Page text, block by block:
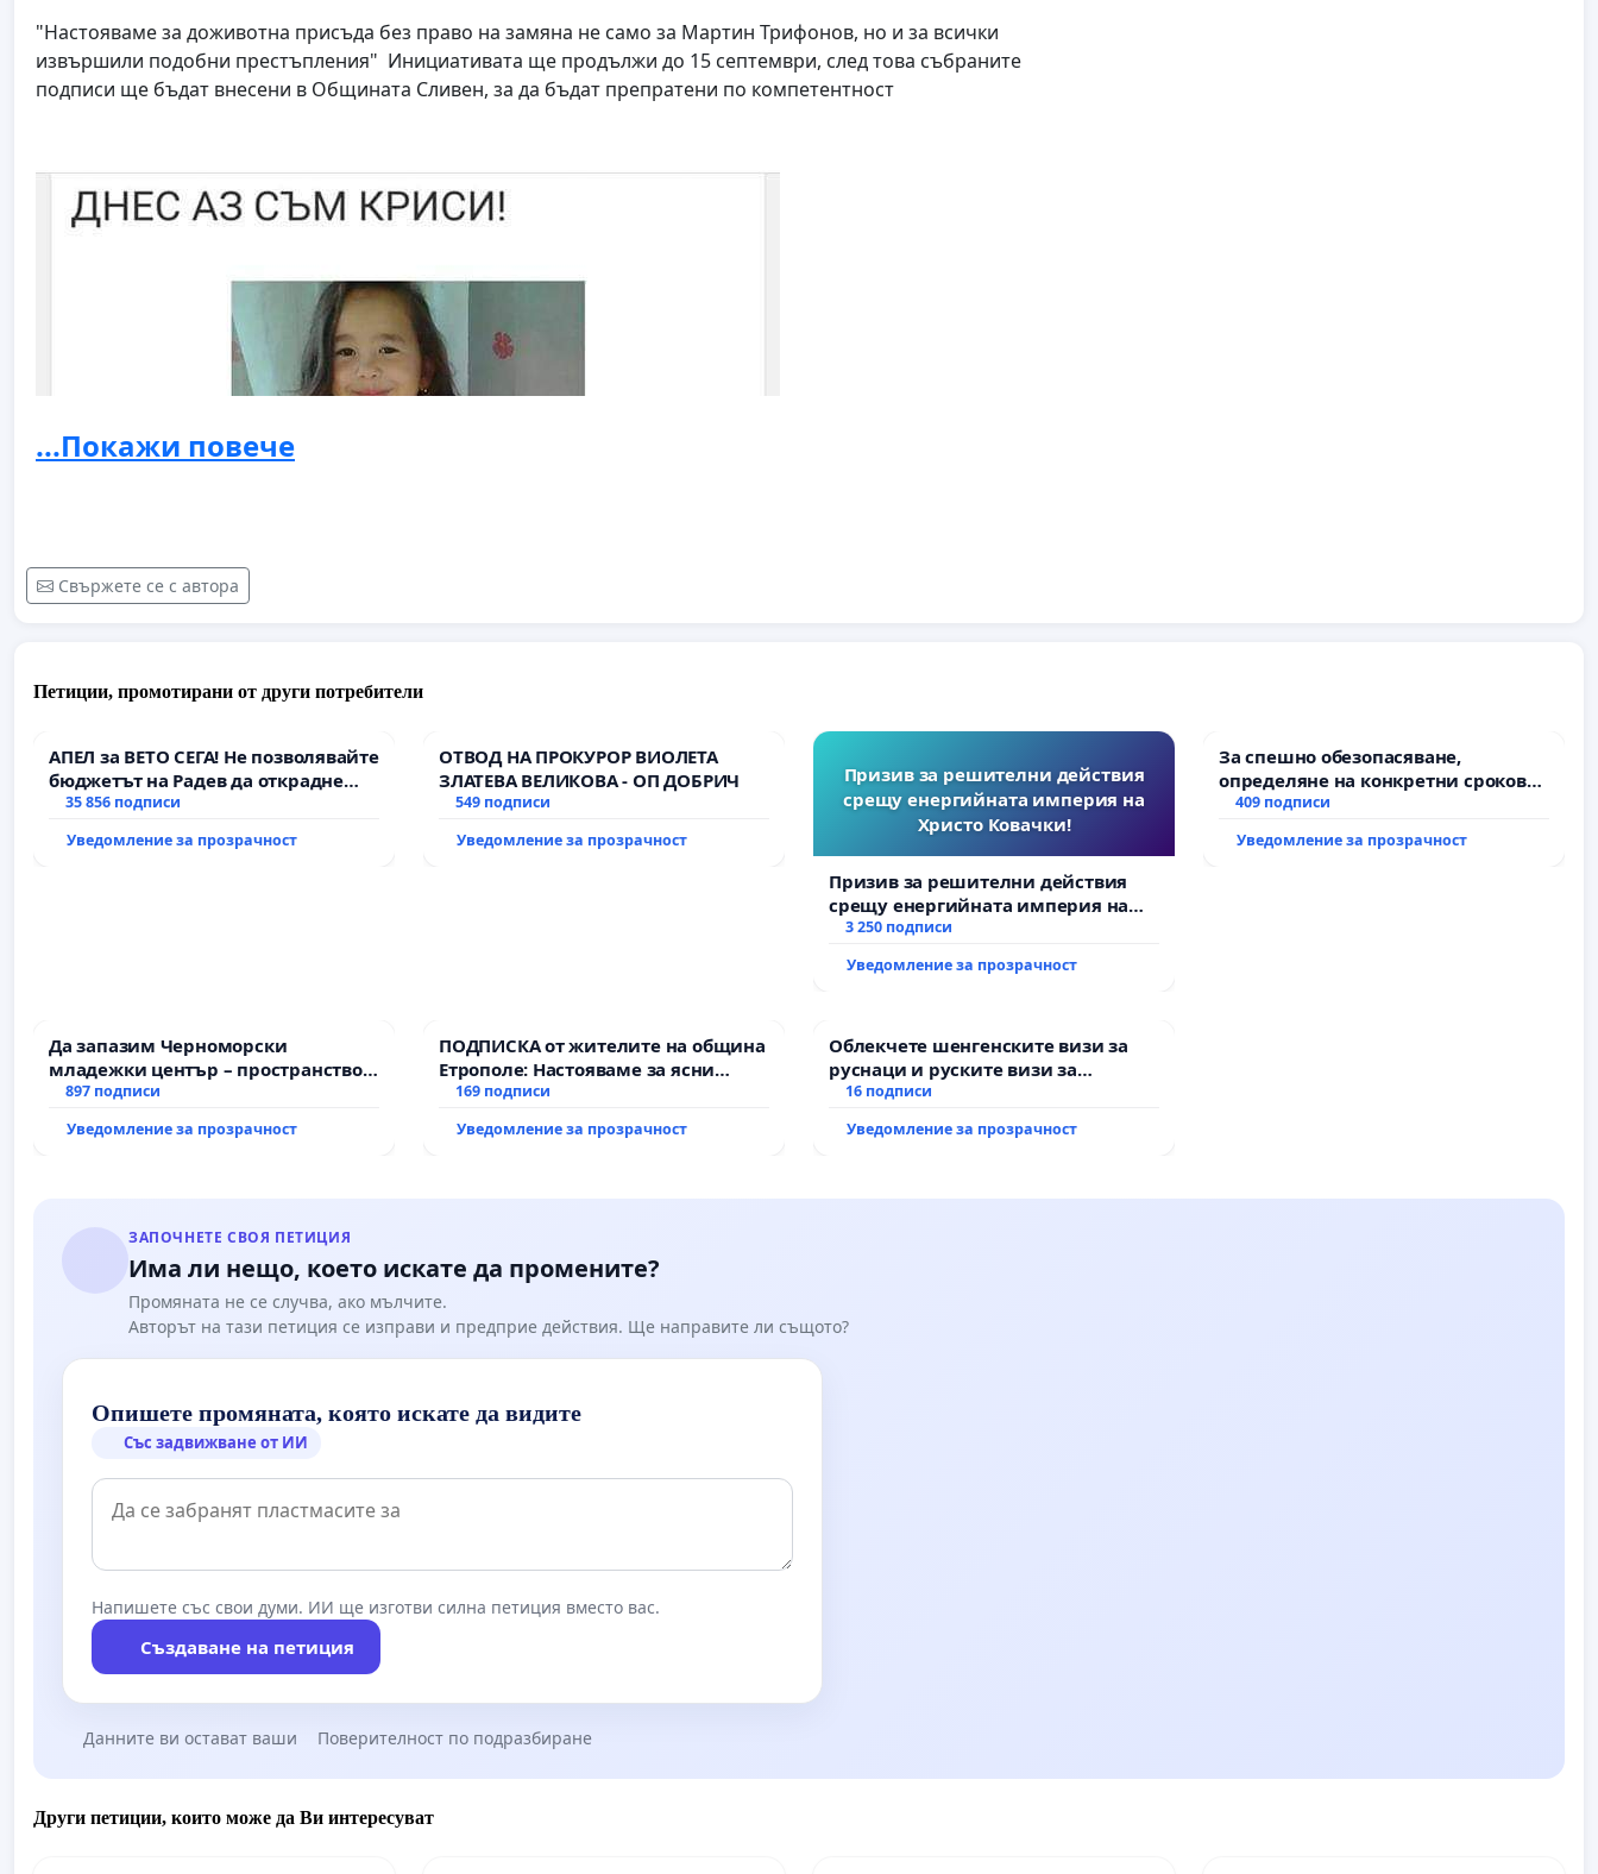
"Настояваме за доживотна присъда без право на замяна не само за Мартин Трифонов, но и за всички
извършили подобни престъпления" Инициативата ще продължи до 15 септември, след това събраните
подписи ще бъдат внесени в Общината Сливен, за да бъдат препратени по компетентност
...Покажи повече
Свържете се с автора
Петиции, промотирани от други потребители
АПЕЛ за ВЕТО СЕГА! Не позволявайте
бюджетът на Радев да открадне
парите и правата ни в тъмното
35 856 подписи
Уведомление за прозрачност
ОТВОД НА ПРОКУРОР ВИОЛЕТА
ЗЛАТЕВА ВЕЛИКОВА - ОП ДОБРИЧ
549 подписи
Уведомление за прозрачност
Призив за решителни действия
срещу енергийната империя на
Христо Ковачки!
Призив за решителни действия
срещу енергийната империя на
Христо Ковачки!
3 250 подписи
Уведомление за прозрачност
За спешно обезопасяване,
определяне на конкретни срокове
и извършване на цялостна
републиканския път между пътен
409 подписи
Уведомление за прозрачност
Да запазим Черноморски
младежки център – пространство
за младите на Варна
897 подписи
Уведомление за прозрачност
ПОДПИСКА от жителите на община
Етрополе: Настояваме за ясни
гаранции от “Елаците-МЕД” АД и от
всички екологични норми!
169 подписи
Уведомление за прозрачност
Облекчете шенгенските визи за
руснаци и руските визи за
българи
16 подписи
Уведомление за прозрачност
ЗАПОЧНЕТЕ СВОЯ ПЕТИЦИЯ
Има ли нещо, което искате да промените?
Промяната не се случва, ако мълчите.
Авторът на тази петиция се изправи и предприе действия. Ще направите ли същото?
Опишете промяната, която искате да видите
Със задвижване от ИИ
Напишете със свои думи. ИИ ще изготви силна петиция вместо вас.
Създаване на петиция
Данните ви остават ваши Поверителност по подразбиране
Други петиции, които може да Ви интересуват